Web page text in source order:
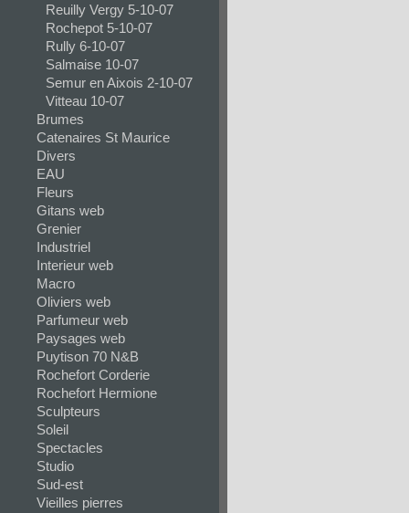
Reuilly Vergy 5-10-07
Rochepot 5-10-07
Rully 6-10-07
Salmaise 10-07
Semur en Aixois 2-10-07
Vitteau 10-07
Brumes
Catenaires St Maurice
Divers
EAU
Fleurs
Gitans web
Grenier
Industriel
Interieur web
Macro
Oliviers web
Parfumeur web
Paysages web
Puytison 70 N&B
Rochefort Corderie
Rochefort Hermione
Sculpteurs
Soleil
Spectacles
Studio
Sud-est
Vieilles pierres